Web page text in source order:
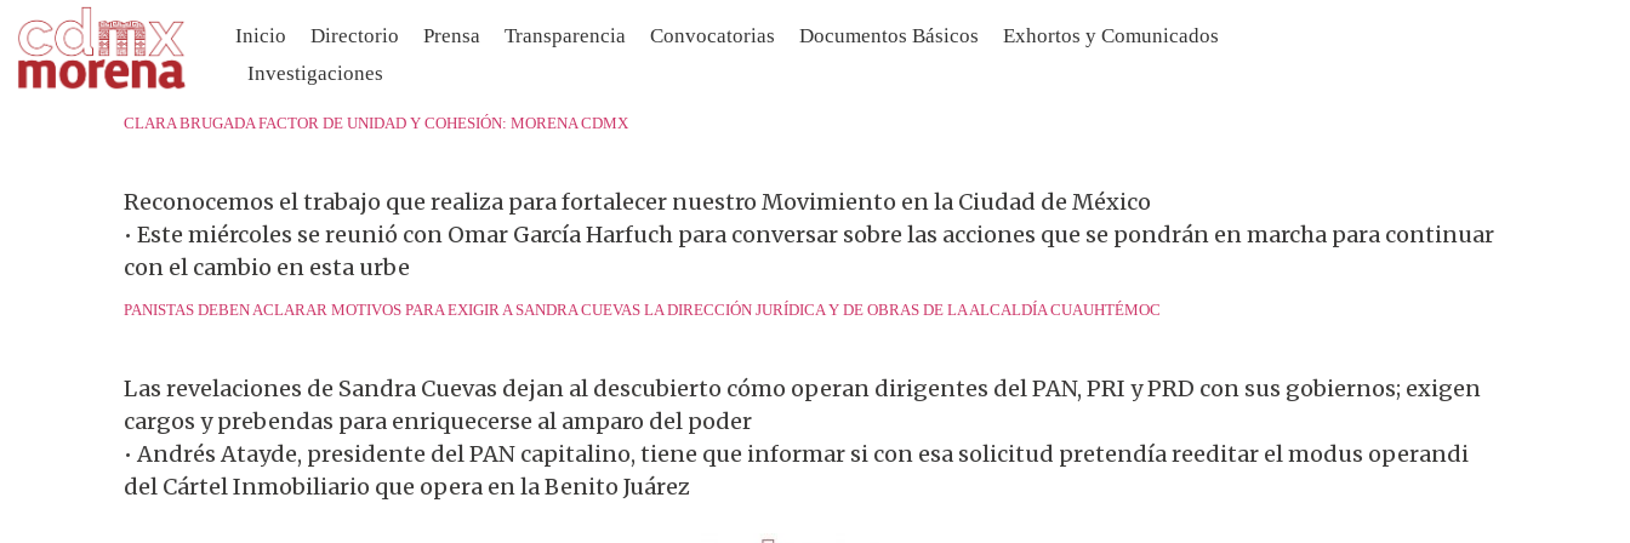
Inicio Directorio Prensa Transparencia Convocatorias Documentos Básicos
Exhortos y Comunicados
Investigaciones
CLARA BRUGADA FACTOR DE UNIDAD Y COHESIÓN: MORENA CDMX
Reconocemos el trabajo que realiza para fortalecer nuestro Movimiento en la Ciudad de México
• Este miércoles se reunió con Omar García Harfuch para conversar sobre las acciones que se pondrán en marcha para continuar
con el cambio en esta urbe
PANISTAS DEBEN ACLARAR MOTIVOS PARA EXIGIR A SANDRA CUEVAS LA DIRECCIÓN JURÍDICA Y DE OBRAS DE LA ALCALDÍA CUAUHTÉMOC
Las revelaciones de Sandra Cuevas dejan al descubierto cómo operan dirigentes del PAN, PRI y PRD con sus gobiernos; exigen
cargos y prebendas para enriquecerse al amparo del poder
• Andrés Atayde, presidente del PAN capitalino, tiene que informar si con esa solicitud pretendía reeditar el modus operandi
del Cártel Inmobiliario que opera en la Benito Juárez